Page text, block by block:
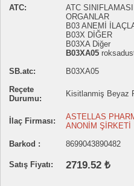
ATC:
ATC
ORGANLAR
B03 ANEMİ
B03X DİĞER
B03XA Diğer
B03XA05
SB.atc:
B03XA05
Reçete
Durumu:
Kisitlanmiş Beyaz
İlaç Firması:
ASTELLAS
ANONİM ŞİRKETİ
Barkod :
8699043890482
Satış Fiyatı: 2719.52 ₺